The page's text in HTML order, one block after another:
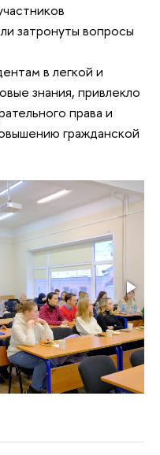
затронуты вопросы
в легкой и
знания, привлекло
права и
гражданской